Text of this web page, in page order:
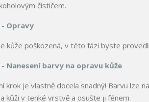
čističem.
- Opravy
kůže poškozená, v této fázi byste
Nanesení barvy na opravu kůže
krok je vlastně docela snadný! Barvu lze
kůži v tenké vrstvě a osušte ji fénem.